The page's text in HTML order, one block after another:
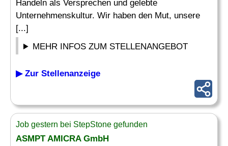
Handeln als Versprechen und gelebte
Unternehmenskultur. Wir haben den Mut, unsere
[...]
MEHR INFOS ZUM STELLENANGEBOT
▶ Zur Stellenanzeige
Job gestern bei StepStone gefunden
ASMPT AMICRA GmbH